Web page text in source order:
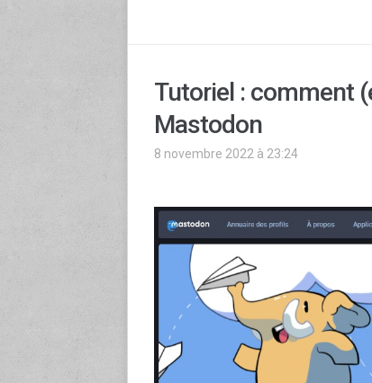
Tutoriel : comment
Mastodon
8 novembre 2022 à 23:24